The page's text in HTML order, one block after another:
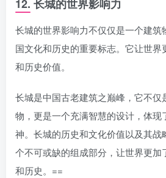
12. 长城的世界影响力
长城的世界影响力不仅仅是一个建筑
国文化和历史的重要标志。它让世界
和历史价值。
长城是中国古老建筑之巅峰，它不仅
物，更是一个充满智慧的设计，体现
神。长城的历史和文化价值以及其战
个不可或缺的组成部分，让世界更加
和历史。==